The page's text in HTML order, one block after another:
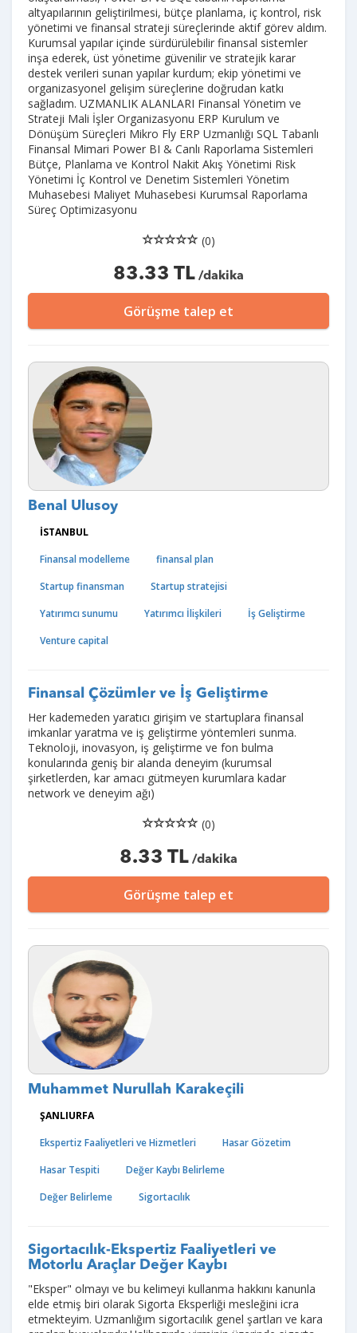
altyapılarının geliştirilmesi, bütçe planlama, iç kontrol, risk
yönetimi ve finansal strateji süreçlerinde aktif görev aldım.
Kurumsal yapılar içinde sürdürülebilir finansal sistemler
inşa ederek, üst yönetime güvenilir ve stratejik karar
destek verileri sunan yapılar kurdum; ekip yönetimi ve
organizasyonel gelişim süreçlerine doğrudan katkı
sağladım. UZMANLIK ALANLARI Finansal Yönetim ve
Strateji Mali İşler Organizasyonu ERP Kurulum ve
Dönüşüm Süreçleri Mikro Fly ERP Uzmanlığı SQL Tabanlı
Finansal Mimari Power BI & Canlı Raporlama Sistemleri
Bütçe, Planlama ve Kontrol Nakit Akış Yönetimi Risk
Yönetimi İç Kontrol ve Denetim Sistemleri Yönetim
Muhasebesi Maliyet Muhasebesi Kurumsal Raporlama
Süreç Optimizasyonu
(0)
83.33 TL /dakika
Görüşme talep et
Benal Ulusoy
İSTANBUL
Finansal modelleme
finansal plan
Startup finansman
Startup stratejisi
Yatırımcı sunumu
Yatırımcı İlişkileri
İş Geliştirme
Venture capital
Finansal Çözümler ve İş Geliştirme
Her kademeden yaratıcı girişim ve startuplara finansal
imkanlar yaratma ve iş geliştirme yöntemleri sunma.
Teknoloji, inovasyon, iş geliştirme ve fon bulma
konularında geniş bir alanda deneyim (kurumsal
şirketlerden, kar amacı gütmeyen kurumlara kadar
network ve deneyim ağı)
(0)
8.33 TL /dakika
Görüşme talep et
Muhammet Nurullah Karakeçili
ŞANLIURFA
Ekspertiz Faaliyetleri ve Hizmetleri
Hasar Gözetim
Hasar Tespiti
Değer Kaybı Belirleme
Değer Belirleme
Sigortacılık
Sigortacılık-Ekspertiz Faaliyetleri ve
Motorlu Araçlar Değer Kaybı
"Eksper" olmayı ve bu kelimeyi kullanma hakkını kanunla
elde etmiş biri olarak Sigorta Eksperliği mesleğini icra
etmekteyim. Uzmanlığım sigortacılık genel şartları ve kara